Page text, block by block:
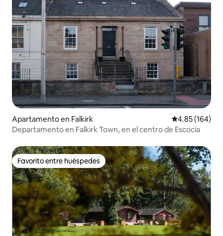
Apartamento en Falkirk Calificación
4.85 (164)
Departamento en Falkirk Town, en el centro de Escocia
Favorito entre huéspedes
Favorito entre huéspedes